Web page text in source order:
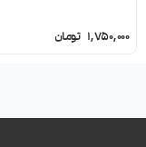
1,750,000 تومان